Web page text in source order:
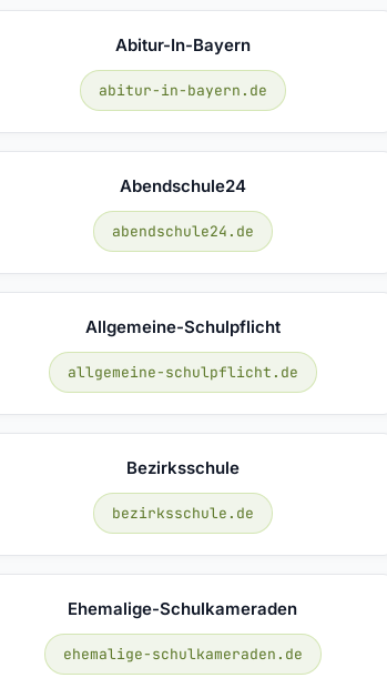
Abitur-In-Bayern
abitur-in-bayern.de
Abendschule24
abendschule24.de
Allgemeine-Schulpflicht
allgemeine-schulpflicht.de
Bezirksschule
bezirksschule.de
Ehemalige-Schulkameraden
ehemalige-schulkameraden.de